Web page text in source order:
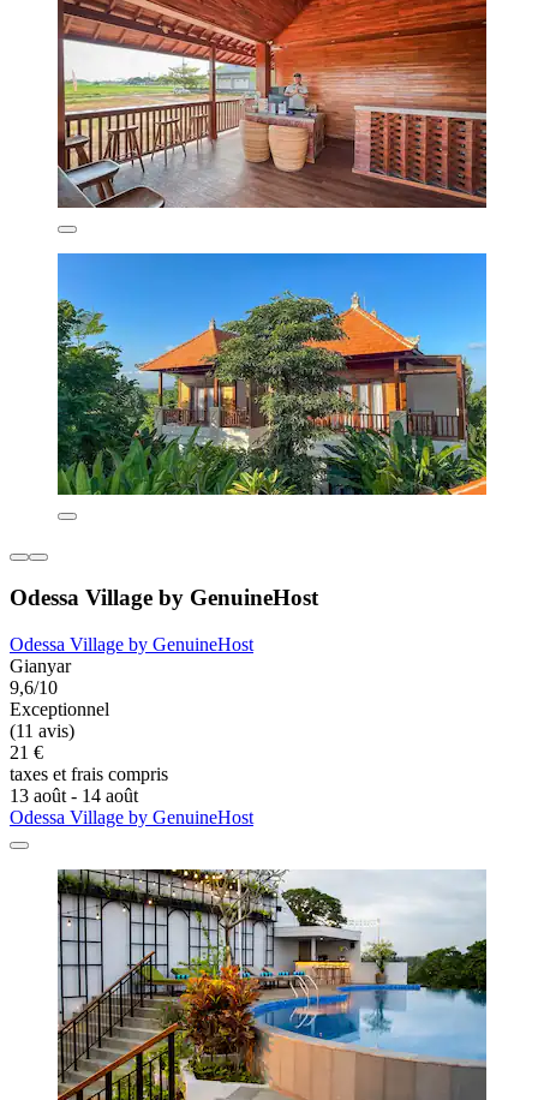
Odessa Village by GenuineHost
Odessa Village by GenuineHost
Gianyar
9,6/10
Exceptionnel
(11 avis)
21 €
taxes et frais compris
13 août - 14 août
Odessa Village by GenuineHost